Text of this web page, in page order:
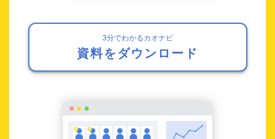
3分でわかるカオナビ
資料をダウンロード